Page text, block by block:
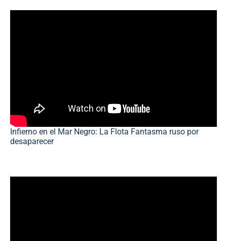
Infierno en el Mar Negro: La Flota Fantasma ruso por
desaparecer